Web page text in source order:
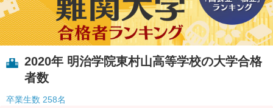
2020年 明治学院東村山高等学校の大学合格
者数
卒業生数 258名